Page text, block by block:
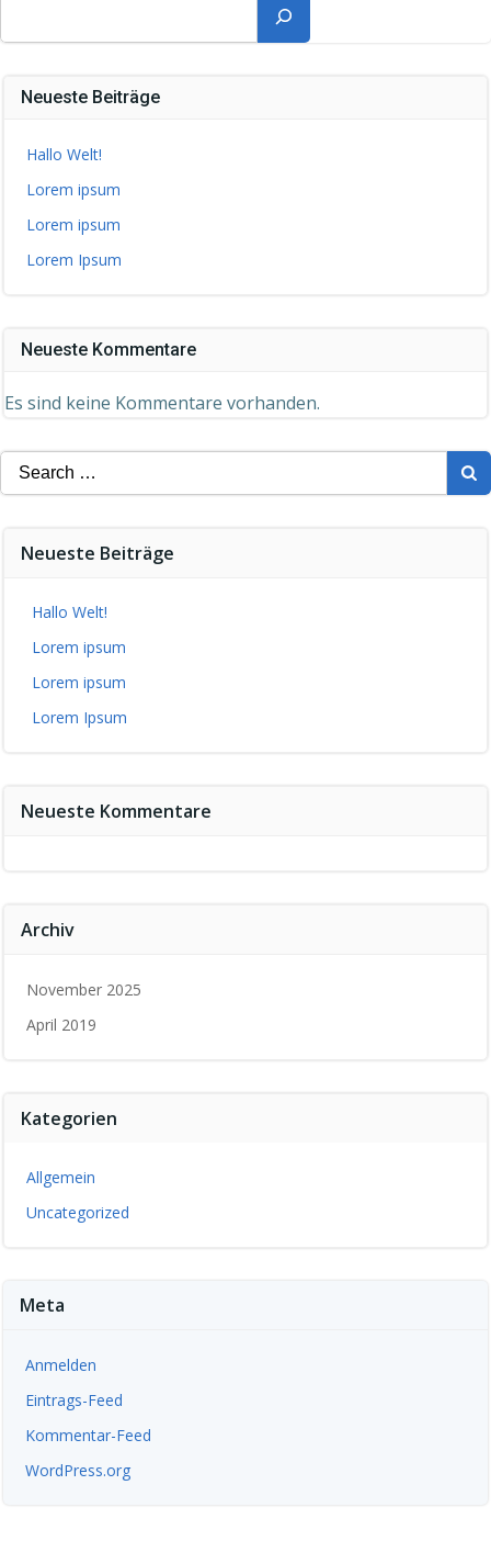
Neueste Beiträge
Hallo Welt!
Lorem ipsum
Lorem ipsum
Lorem Ipsum
Neueste Kommentare
Es sind keine Kommentare vorhanden.
Search
for:
Neueste Beiträge
Hallo Welt!
Lorem ipsum
Lorem ipsum
Lorem Ipsum
Neueste Kommentare
Archiv
November 2025
April 2019
Kategorien
Allgemein
Uncategorized
Meta
Anmelden
Eintrags-Feed
Kommentar-Feed
WordPress.org